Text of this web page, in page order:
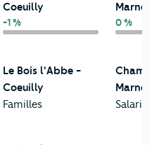
Coeuilly
-1 %
Marne
0 %
Le Bois l'Abbe -
Coeuilly
Familles
Marne
Salariés